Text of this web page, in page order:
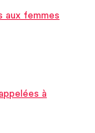
aux femmes
à